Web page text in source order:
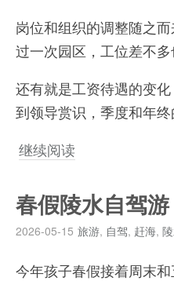
岗位和组织的调整随之
过一次园区，工位差不多
还有就是工资待遇的变
到领导赏识，季度和年
继续阅读
春假陵水自驾游
2026-05-15 旅游, 自驾, 赶海,
今年孩子春假接着周末